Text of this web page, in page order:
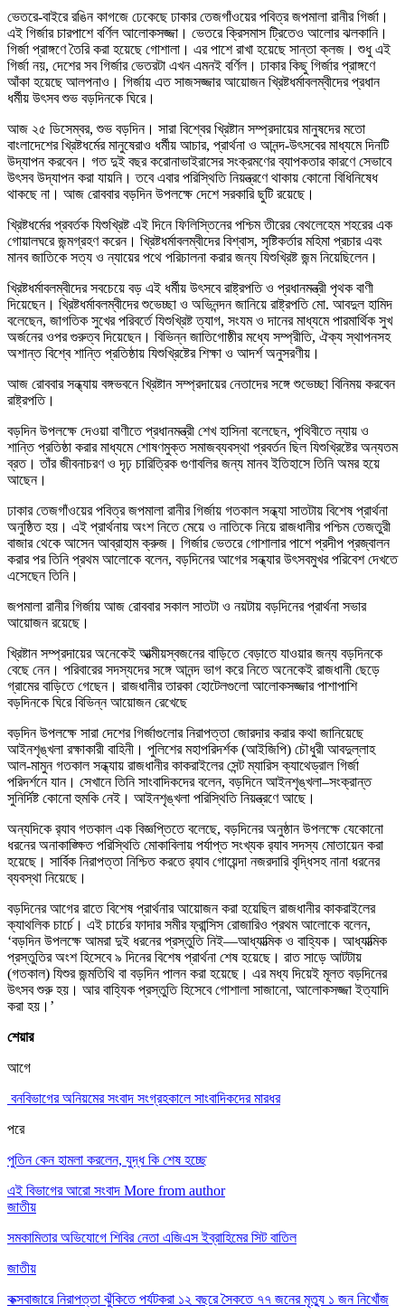
ভেতরে-বাইরে রঙিন কাগজে ঢেকেছে ঢাকার তেজগাঁওয়ের পবিত্র জপমালা রানীর গির্জা।
এই গির্জার চারপাশে বর্ণিল আলোকসজ্জা। ভেতরে ক্রিসমাস ট্রিতেও আলোর ঝলকানি।
গির্জা প্রাঙ্গণে তৈরি করা হয়েছে গোশালা। এর পাশে রাখা হয়েছে সান্তা ক্লজ। শুধু এই
গির্জা নয়, দেশের সব গির্জার ভেতরটা এখন এমনই বর্ণিল। ঢাকার কিছু গির্জার প্রাঙ্গণে
আঁকা হয়েছে আলপনাও। গির্জায় এত সাজসজ্জার আয়োজন খ্রিষ্টধর্মাবলম্বীদের প্রধান
ধর্মীয় উৎসব শুভ বড়দিনকে ঘিরে।
আজ ২৫ ডিসেম্বর, শুভ বড়দিন। সারা বিশ্বের খ্রিষ্টান সম্প্রদায়ের মানুষদের মতো
বাংলাদেশের খ্রিষ্টধর্মের মানুষেরাও ধর্মীয় আচার, প্রার্থনা ও আনন্দ-উৎসবের মাধ্যমে দিনটি
উদ্‌যাপন করবেন। গত দুই বছর করোনাভাইরাসের সংক্রমণের ব্যাপকতার কারণে সেভাবে
উৎসব উদ্‌যাপন করা যায়নি। তবে এবার পরিস্থিতি নিয়ন্ত্রণে থাকায় কোনো বিধিনিষেধ
থাকছে না। আজ রোববার বড়দিন উপলক্ষে দেশে সরকারি ছুটি রয়েছে।
খ্রিষ্টধর্মের প্রবর্তক যিশুখ্রিষ্ট এই দিনে ফিলিস্তিনের পশ্চিম তীরের বেথলেহেম শহরের এক
গোয়ালঘরে জন্মগ্রহণ করেন। খ্রিষ্টধর্মাবলম্বীদের বিশ্বাস, সৃষ্টিকর্তার মহিমা প্রচার এবং
মানব জাতিকে সত্য ও ন্যায়ের পথে পরিচালনা করার জন্য যিশুখ্রিষ্ট জন্ম নিয়েছিলেন।
খ্রিষ্টধর্মাবলম্বীদের সবচেয়ে বড় এই ধর্মীয় উৎসবে রাষ্ট্রপতি ও প্রধানমন্ত্রী পৃথক বাণী
দিয়েছেন। খ্রিষ্টধর্মাবলম্বীদের শুভেচ্ছা ও অভিনন্দন জানিয়ে রাষ্ট্রপতি মো. আবদুল হামিদ
বলেছেন, জাগতিক সুখের পরিবর্তে যিশুখ্রিষ্ট ত্যাগ, সংযম ও দানের মাধ্যমে পারমার্থিক সুখ
অর্জনের ওপর গুরুত্ব দিয়েছেন। বিভিন্ন জাতিগোষ্ঠীর মধ্যে সম্প্রীতি, ঐক্য স্থাপনসহ
অশান্ত বিশ্বে শান্তি প্রতিষ্ঠায় যিশুখ্রিষ্টের শিক্ষা ও আদর্শ অনুসরণীয়।
আজ রোববার সন্ধ্যায় বঙ্গভবনে খ্রিষ্টান সম্প্রদায়ের নেতাদের সঙ্গে শুভেচ্ছা বিনিময় করবেন
রাষ্ট্রপতি।
বড়দিন উপলক্ষে দেওয়া বাণীতে প্রধানমন্ত্রী শেখ হাসিনা বলেছেন, পৃথিবীতে ন্যায় ও
শান্তি প্রতিষ্ঠা করার মাধ্যমে শোষণমুক্ত সমাজব্যবস্থা প্রবর্তন ছিল যিশুখ্রিষ্টের অন্যতম
ব্রত। তাঁর জীবনাচরণ ও দৃঢ় চারিত্রিক গুণাবলির জন্য মানব ইতিহাসে তিনি অমর হয়ে
আছেন।
ঢাকার তেজগাঁওয়ের পবিত্র জপমালা রানীর গির্জায় গতকাল সন্ধ্যা সাতটায় বিশেষ প্রার্থনা
অনুষ্ঠিত হয়। এই প্রার্থনায় অংশ নিতে মেয়ে ও নাতিকে নিয়ে রাজধানীর পশ্চিম তেজতুরী
বাজার থেকে আসেন আব্রাহাম ক্রুজ। গির্জার ভেতরে গোশালার পাশে প্রদীপ প্রজ্বালন
করার পর তিনি প্রথম আলোকে বলেন, বড়দিনের আগের সন্ধ্যার উৎসবমুখর পরিবেশ দেখতে
এসেছেন তিনি।
জপমালা রানীর গির্জায় আজ রোববার সকাল সাতটা ও নয়টায় বড়দিনের প্রার্থনা সভার
আয়োজন রয়েছে।
খ্রিষ্টান সম্প্রদায়ের অনেকেই আত্মীয়স্বজনের বাড়িতে বেড়াতে যাওয়ার জন্য বড়দিনকে
বেছে নেন। পরিবারের সদস্যদের সঙ্গে আনন্দ ভাগ করে নিতে অনেকেই রাজধানী ছেড়ে
গ্রামের বাড়িতে গেছেন। রাজধানীর তারকা হোটেলগুলো আলোকসজ্জার পাশাপাশি
বড়দিনকে ঘিরে বিভিন্ন আয়োজন রেখেছে
বড়দিন উপলক্ষে সারা দেশের গির্জাগুলোর নিরাপত্তা জোরদার করার কথা জানিয়েছে
আইনশৃঙ্খলা রক্ষাকারী বাহিনী। পুলিশের মহাপরিদর্শক (আইজিপি) চৌধুরী আবদুল্লাহ
আল-মামুন গতকাল সন্ধ্যায় রাজধানীর কাকরাইলের সেন্ট ম্যারিস ক্যাথেড্রাল গির্জা
পরিদর্শনে যান। সেখানে তিনি সাংবাদিকদের বলেন, বড়দিনে আইনশৃঙ্খলা–সংক্রান্ত
সুনির্দিষ্ট কোনো হুমকি নেই। আইনশৃঙ্খলা পরিস্থিতি নিয়ন্ত্রণে আছে।
অন্যদিকে র‌্যাব গতকাল এক বিজ্ঞপ্তিতে বলেছে, বড়দিনের অনুষ্ঠান উপলক্ষে যেকোনো
ধরনের অনাকাঙ্ক্ষিত পরিস্থিতি মোকাবিলায় পর্যাপ্ত সংখ্যক র‌্যাব সদস্য মোতায়েন করা
হয়েছে। সার্বিক নিরাপত্তা নিশ্চিত করতে র‌্যাব গোয়েন্দা নজরদারি বৃদ্ধিসহ নানা ধরনের
ব্যবস্থা নিয়েছে।
বড়দিনের আগের রাতে বিশেষ প্রার্থনার আয়োজন করা হয়েছিল রাজধানীর কাকরাইলের
ক্যাথলিক চার্চে। এই চার্চের ফাদার সমীর ফ্রান্সিস রোজারিও প্রথম আলোকে বলেন,
‘বড়দিন উপলক্ষে আমরা দুই ধরনের প্রস্তুতি নিই—আধ্যাত্মিক ও বাহ্যিক। আধ্যাত্মিক
প্রস্তুতির অংশ হিসেবে ৯ দিনের বিশেষ প্রার্থনা শেষ হয়েছে। রাত সাড়ে আটটায়
(গতকাল) যিশুর জন্মতিথি বা বড়দিন পালন করা হয়েছে। এর মধ্য দিয়েই মূলত বড়দিনের
উৎসব শুরু হয়। আর বাহ্যিক প্রস্তুতি হিসেবে গোশালা সাজানো, আলোকসজ্জা ইত্যাদি
করা হয়।’
শেয়ার
আগে
বনবিভাগের অনিয়মের সংবাদ সংগ্রহকালে সাংবাদিকদের মারধর
পরে
পুতিন কেন হামলা করলেন, যুদ্ধ কি শেষ হচ্ছে
এই বিভাগের আরো সংবাদ More from author
জাতীয়
সমকামিতার অভিযোগে শিবির নেতা এজিএস ইব্রাহিমের সিট বাতিল
জাতীয়
কক্সবাজারে নিরাপত্তা ঝুঁকিতে পর্যটকরা ১২ বছরে সৈকতে ৭৭ জনের মৃত্যু ১ জন নিখোঁজ